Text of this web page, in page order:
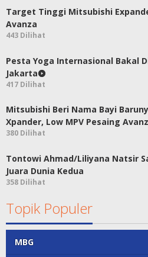
Target Tinggi Mitsubishi
Avanza
443 Dilihat
Pesta Yoga Internasional Bakal
Jakarta
417 Dilihat
Mitsubishi Beri Nama Bayi
Xpander, Low MPV Pesaing
380 Dilihat
Tontowi Ahmad/Liliyana Natsir
Juara Dunia Kedua
358 Dilihat
Topik Populer
MBG